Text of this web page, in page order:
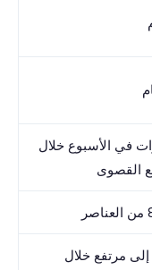
مرات في الأسبوع خلال
القصوى
مرتفع خلال